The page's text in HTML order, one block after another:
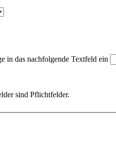
in das nachfolgende Textfeld ein
sind Pflichtfelder.